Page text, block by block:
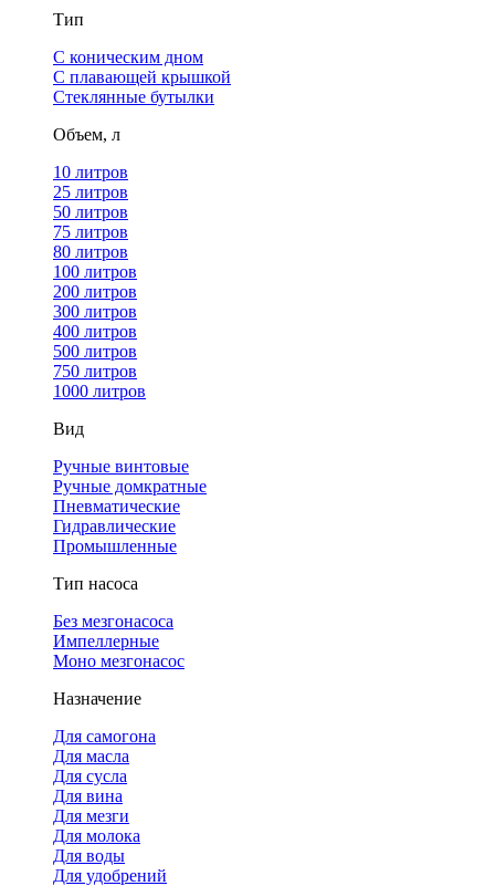
Тип
С коническим дном
С плавающей крышкой
Стеклянные бутылки
Объем, л
10 литров
25 литров
50 литров
75 литров
80 литров
100 литров
200 литров
300 литров
400 литров
500 литров
750 литров
1000 литров
Вид
Ручные винтовые
Ручные домкратные
Пневматические
Гидравлические
Промышленные
Тип насоса
Без мезгонасоса
Импеллерные
Моно мезгонасос
Назначение
Для самогона
Для масла
Для сусла
Для вина
Для мезги
Для молока
Для воды
Для удобрений